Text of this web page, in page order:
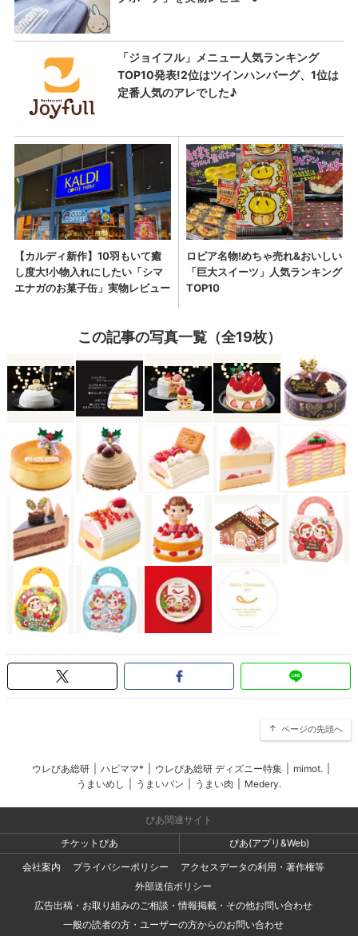
この記事の写真一覧（全19枚）
ページの先頭へ
ウレぴあ総研 ハピママ* ウレぴあ総研 ディズニー特集 mimot.
うまいめし
うまいパン うまい肉 Medery.
ぴあ関連サイト
チケットぴあ
ぴあ(アプリ&Web)
会社案内
プライバシーポリシー
アクセスデータの利用・著作権等
外部送信ポリシー
広告出稿・お取り組みのご相談・情報掲載・その他お問い合わせ
一般の読者の方・ユーザーの方からのお問い合わせ